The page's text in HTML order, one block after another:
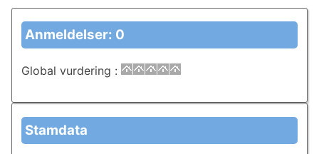
Anmeldelser: 0
Global vurdering :
Stamdata